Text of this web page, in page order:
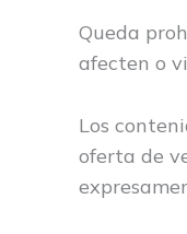
Queda
afecten o
Los
oferta de